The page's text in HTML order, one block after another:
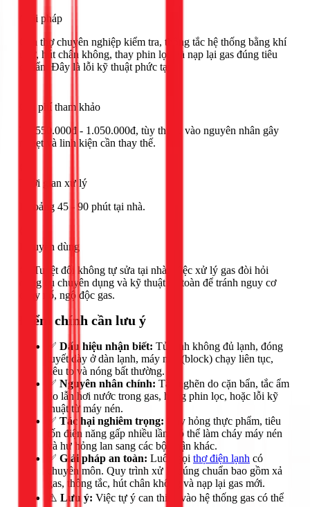
Giải pháp
Cần thợ chuyên nghiệp kiểm tra, thông tắc hệ thống bằng khí
nitơ, hút chân không, thay phin lọc và nạp lại gas đúng tiêu
chuẩn. Đây là lỗi kỹ thuật phức tạp.
Chi phí tham khảo
Từ 550.000đ - 1.050.000đ, tùy thuộc vào nguyên nhân gây
nghẹt và linh kiện cần thay thế.
Thời gian xử lý
Khoảng 45 - 90 phút tại nhà.
Khuyên dùng
🔴 Tuyệt đối không tự sửa tại nhà. Việc xử lý gas đòi hỏi
dụng cụ chuyên dụng và kỹ thuật an toàn để tránh nguy cơ
cháy nổ, ngộ độc gas.
Điểm chính cần lưu ý
✅ Dấu hiệu nhận biết: Tủ lạnh không đủ lạnh, đóng
tuyết dày ở dàn lạnh, máy nén (block) chạy liên tục,
kêu to và nóng bất thường.
✅ Nguyên nhân chính: Tắc nghẽn do cặn bẩn, tắc ẩm
do lẫn hơi nước trong gas, hỏng phin lọc, hoặc lỗi kỹ
thuật từ máy nén.
✅ Tác hại nghiêm trọng: Gây hỏng thực phẩm, tiêu
tốn điện năng gấp nhiều lần, có thể làm cháy máy nén
và hư hỏng lan sang các bộ phận khác.
✅ Giải pháp an toàn: Luôn gọi thợ điện lạnh có
chuyên môn. Quy trình xử lý đúng chuẩn bao gồm xả
gas, thông tắc, hút chân không và nạp lại gas mới.
⚠️ Lưu ý: Việc tự ý can thiệp vào hệ thống gas có thể